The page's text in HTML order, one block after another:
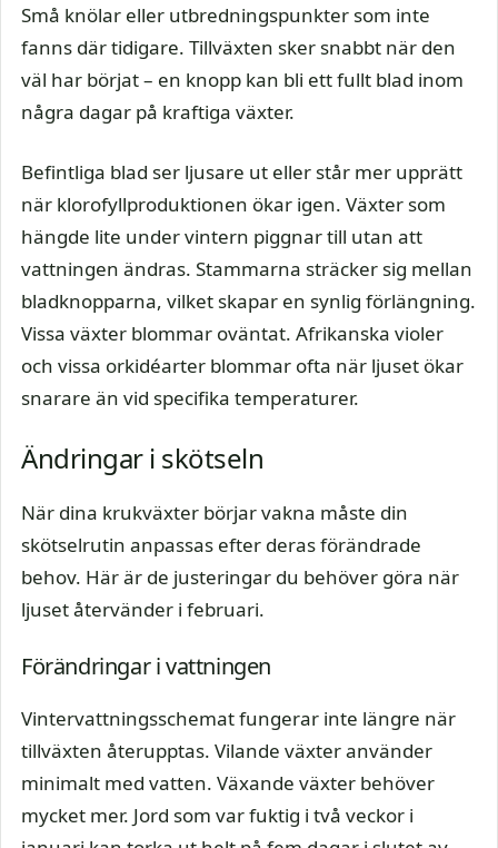
Små knölar eller utbredningspunkter som inte
fanns där tidigare. Tillväxten sker snabbt när den
väl har börjat – en knopp kan bli ett fullt blad inom
några dagar på kraftiga växter.
Befintliga blad ser ljusare ut eller står mer upprätt
när klorofyllproduktionen ökar igen. Växter som
hängde lite under vintern piggnar till utan att
vattningen ändras. Stammarna sträcker sig mellan
bladknopparna, vilket skapar en synlig förlängning.
Vissa växter blommar oväntat. Afrikanska violer
och vissa orkidéarter blommar ofta när ljuset ökar
snarare än vid specifika temperaturer.
Ändringar i skötseln
När dina krukväxter börjar vakna måste din
skötselrutin anpassas efter deras förändrade
behov. Här är de justeringar du behöver göra när
ljuset återvänder i februari.
Förändringar i vattningen
Vintervattningsschemat fungerar inte längre när
tillväxten återupptas. Vilande växter använder
minimalt med vatten. Växande växter behöver
mycket mer. Jord som var fuktig i två veckor i